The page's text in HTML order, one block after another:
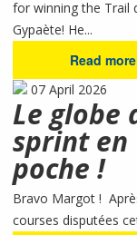
for winning the Trail
Gypaète! He...
Read more
07 April 2026
Le globe
sprint en
poche !
Bravo Margot !
courses disputées